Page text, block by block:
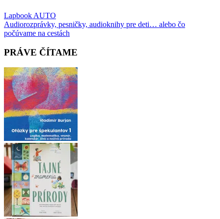
Post
navigation
Lapbook AUTO
Audiorozprávky, pesničky, audioknihy pre deti… alebo čo
počúvame na cestách
PRÁVE ČÍTAME